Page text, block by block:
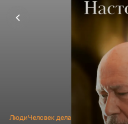
ЛюдиЧеловек дела